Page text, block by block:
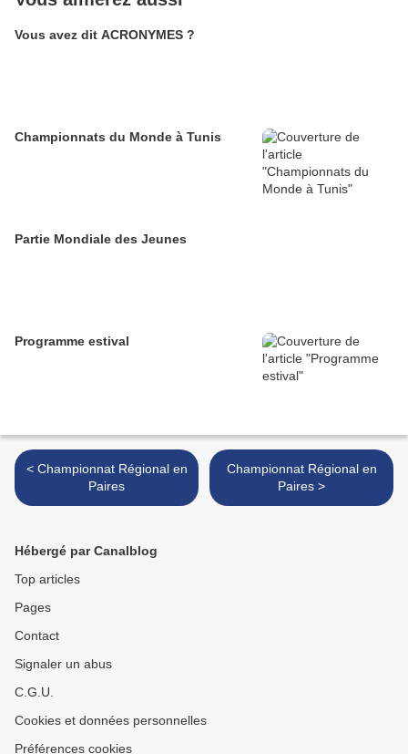
Vous avez dit ACRONYMES ?
Championnats du Monde à Tunis
Partie Mondiale des Jeunes
Programme estival
< Championnat Régional en
Paires
Championnat Régional en
Paires >
Hébergé par Canalblog
Top articles
Pages
Contact
Signaler un abus
C.G.U.
Cookies et données personnelles
Préférences cookies